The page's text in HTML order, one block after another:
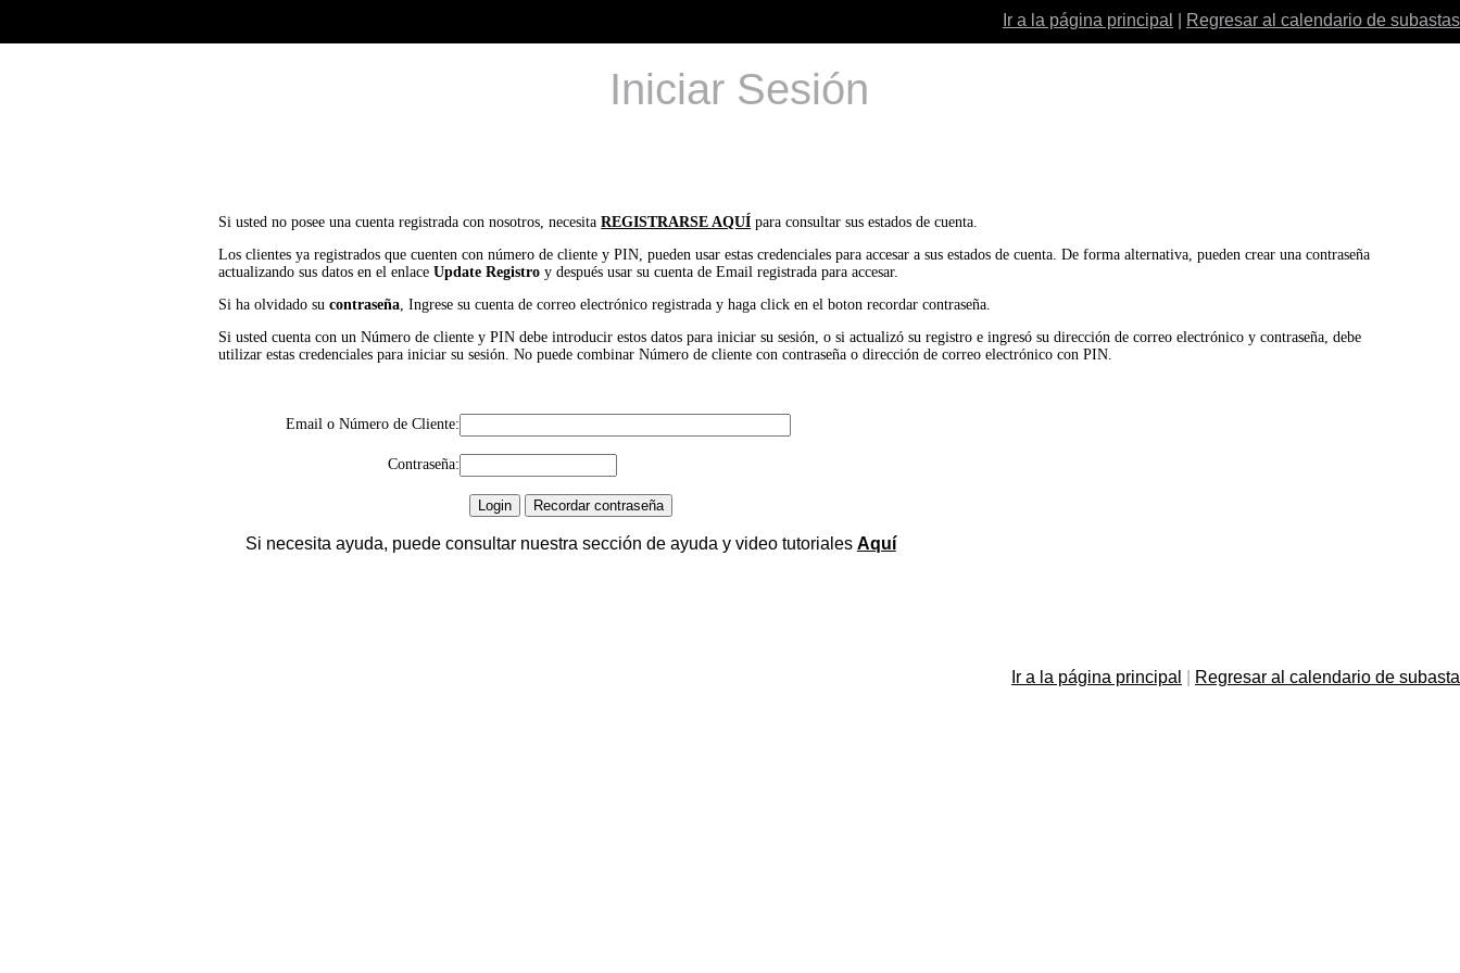
Ir a la página principal Regresar al calendario de subastas
Iniciar Sesión
Si usted no posee una cuenta registrada con nosotros, necesitaREGISTRARSE AQUÍ para consultar sus estados de cuenta.
Los clientes ya registrados que cuenten con número de cliente y PIN, pueden usar estas credenciales para accesar a sus estados de cuenta. De forma alternativa, pueden crear una contraseña
actualizando sus datos en el enlaceUpdate Registro y después usar su cuenta de Email registrada para accesar.
Si ha olvidado sucontraseña, Ingrese su cuenta de correo electrónico registrada y haga click en el boton recordar contraseña.
Si usted cuenta con un Número de cliente y PIN debe introducir estos datos para iniciar su sesión, o si actualizó su registro e ingresó su dirección de correo electrónico y contraseña, debe
utilizar estas credenciales para iniciar su sesión. No puede combinar Número de cliente con contraseña o dirección de correo electrónico con PIN.
Email o Número de Cliente:
Contraseña:
Si necesita ayuda, puede consultar nuestra sección de ayuda y video tutoriales Aquí
Ir a la página principal Regresar al calendario de